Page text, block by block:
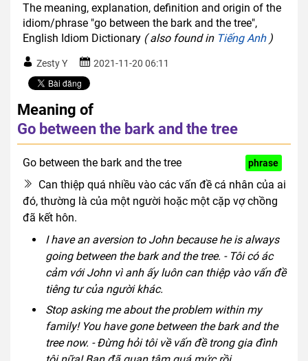
The meaning, explanation, definition and origin of the
idiom/phrase "go between the bark and the tree",
English Idiom Dictionary ( also found in Tiếng Anh)
Zesty Y 2021-11-20 06:11
Meaning of
Go between the bark and the tree
Go between the bark and the tree phrase
Can thiệp quá nhiều vào các vấn đề cá nhân của ai
đó, thường là của một người hoặc một cặp vợ chồng
đã kết hôn.
I have an aversion to John because he is always
going between the bark and the tree. - Tôi có ác
cảm với John vì anh ấy luôn can thiệp vào vấn đề
tiêng tư của người khác.
Stop asking me about the problem within my
family! You have gone between the bark and the
tree now. - Đừng hỏi tôi về vấn đề trong gia đình